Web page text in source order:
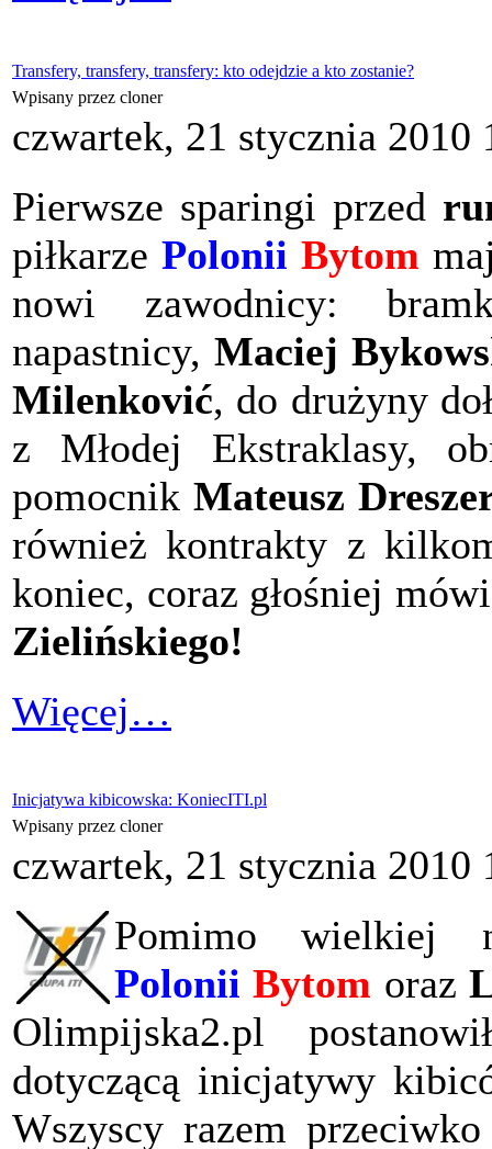
Transfery, transfery, transfery: kto odejdzie a kto zostanie?
Wpisany przez cloner
czwartek, 21 stycznia 2010
Pierwsze sparingi przed
piłkarze Polonii Bytom
nowi zawodnicy:
napastnicy,Maciej
Milenković, do drużyny
z Młodej Ekstraklasy,
pomocnik Mateusz
również kontrakty z
koniec, coraz głośniej
Zielińskiego!
Więcej…
Inicjatywa kibicowska: KoniecITI.pl
Wpisany przez cloner
czwartek, 21 stycznia 2010
Pomimo wielkiej
Polonii Bytom oraz
Olimpijska2.pl
dotyczącą inicjatywy
Wszyscy razem